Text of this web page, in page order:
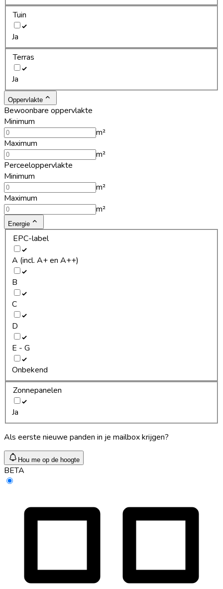
Tuin
Ja
Terras
Ja
Oppervlakte
Bewoonbare oppervlakte
Minimum
m²
Maximum
m²
Perceeloppervlakte
Minimum
m²
Maximum
m²
Energie
EPC-label
A (incl. A+ en A++)
B
C
D
E - G
Onbekend
Zonnepanelen
Ja
Als eerste nieuwe panden in je mailbox krijgen?
Hou me op de hoogte
BETA